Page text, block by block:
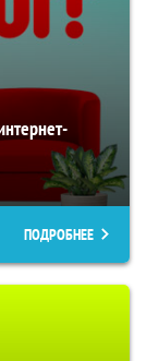
ПОДРОБНЕЕ